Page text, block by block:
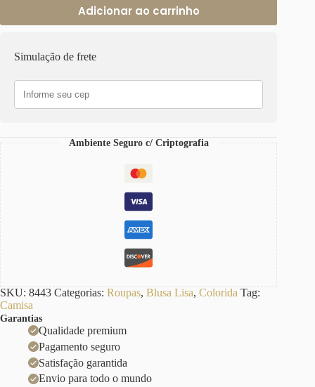
Adicionar ao carrinho
Simulação de frete
Ambiente Seguro c/ Criptografia
SKU: 8443 Categorias: Roupas, Blusa Lisa, Colorida Tag:
Camisa
Garantias
Qualidade premium
Pagamento seguro
Satisfação garantida
Envio para todo o mundo